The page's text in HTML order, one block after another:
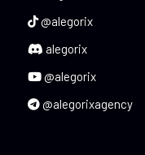
@alegorix
alegorix
@alegorix
@alegorixagency